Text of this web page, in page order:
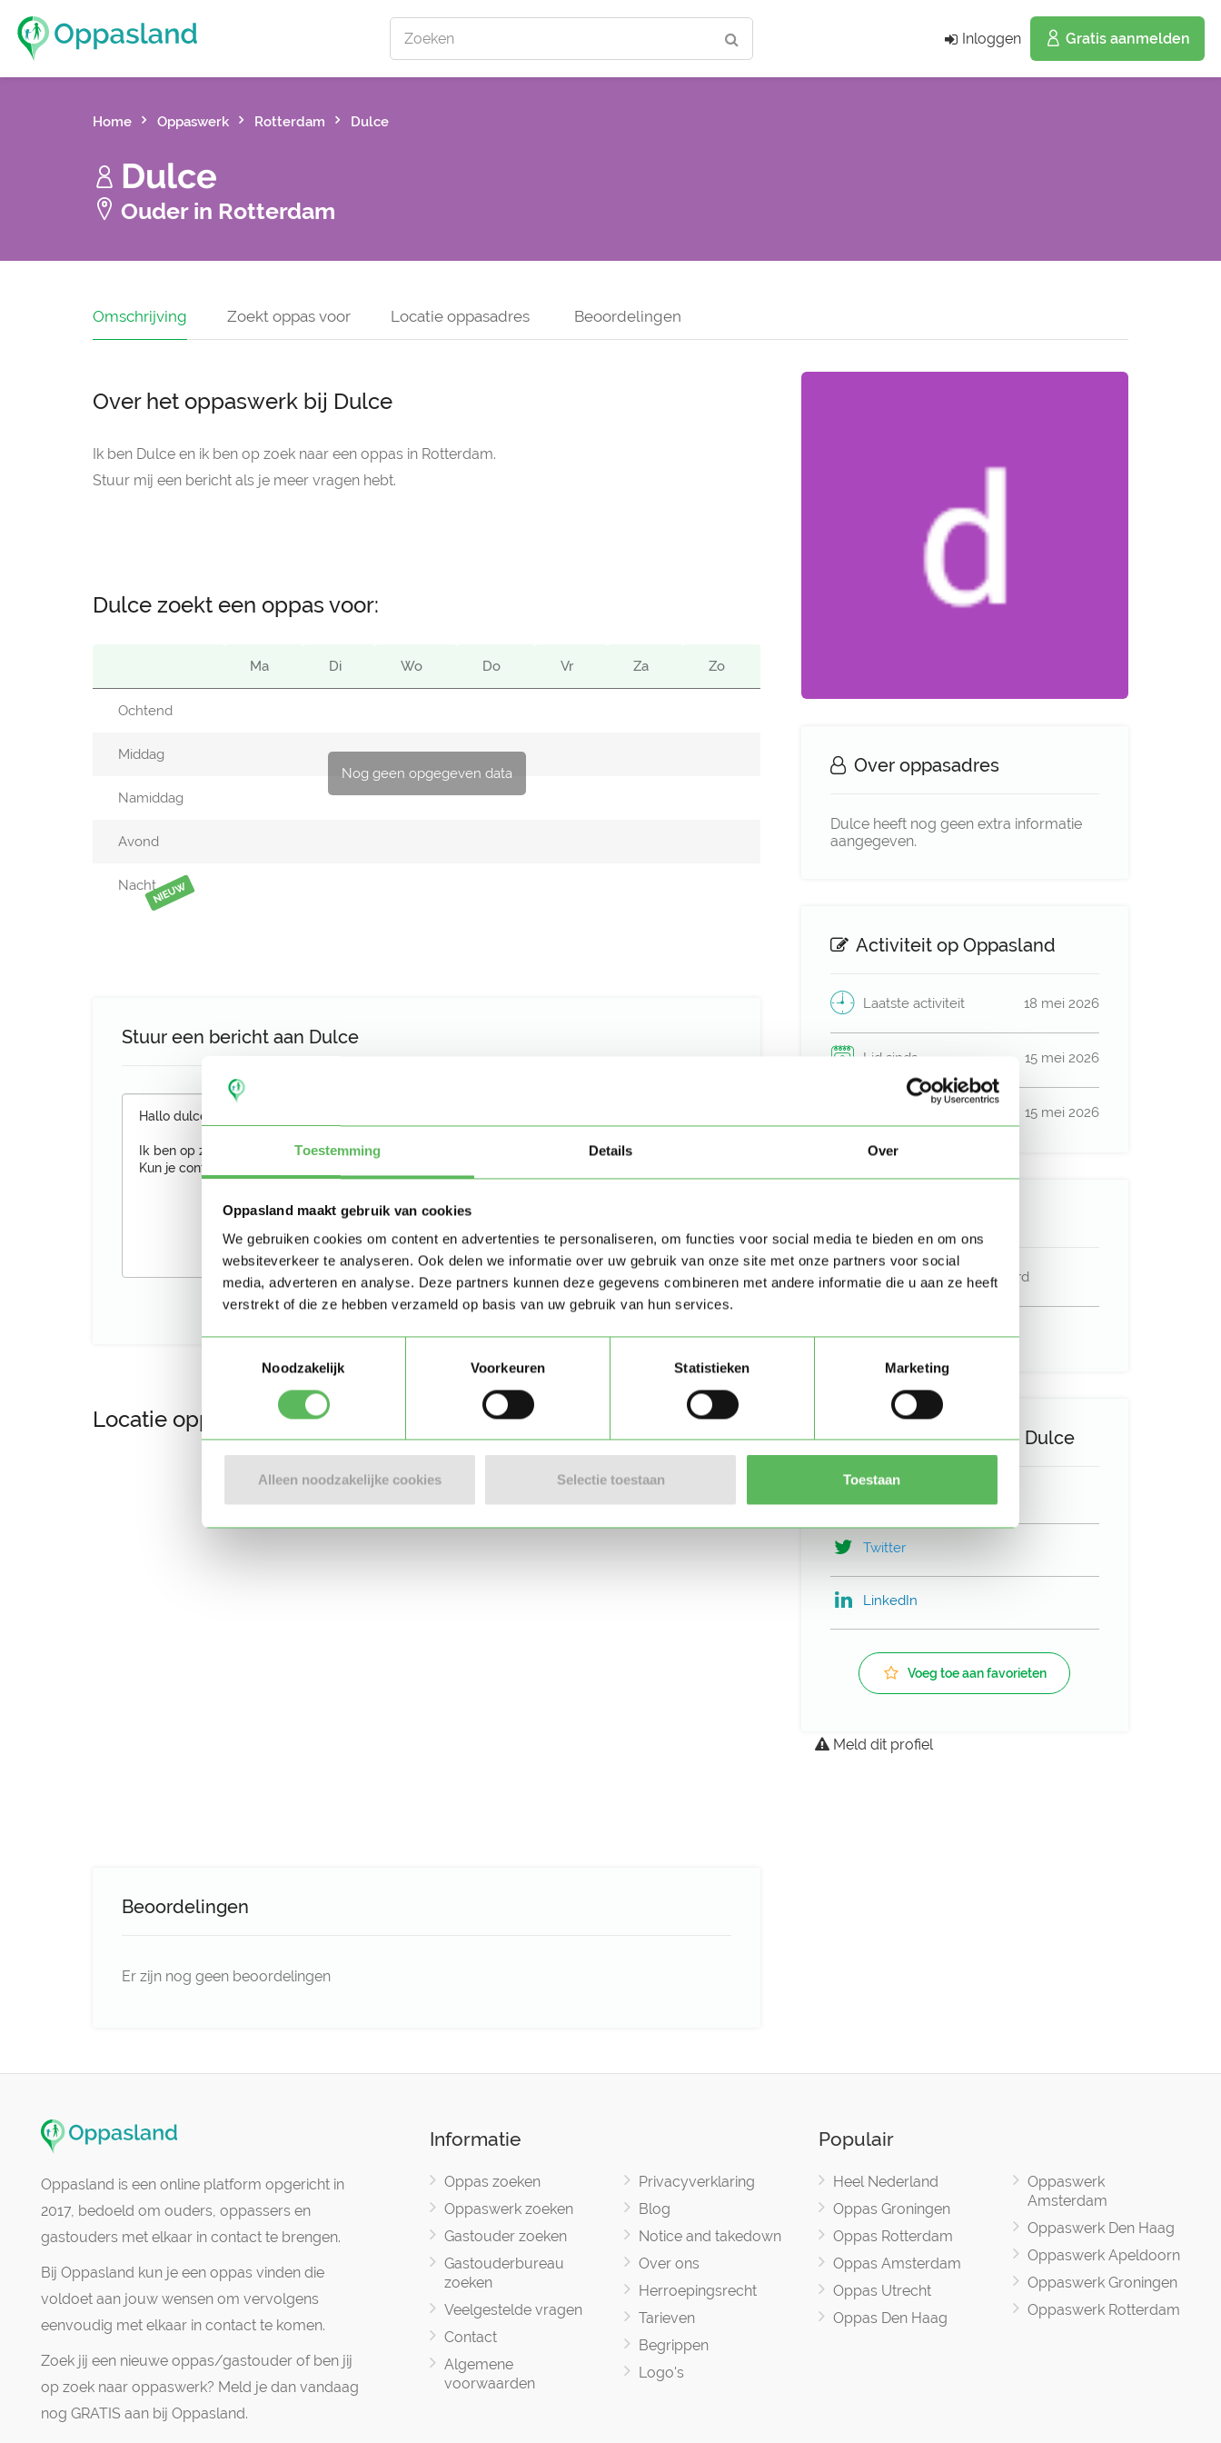
Toestemming Details Over
Oppasland maakt gebruik van cookies
We gebruiken cookies om content en advertenties te personaliseren, om functies voor social media te bieden en om ons
websiteverkeer te analyseren. Ook delen we informatie over uw gebruik van onze site met onze partners voor social
media, adverteren en analyse. Deze partners kunnen deze gegevens combineren met andere informatie die u aan ze heeft
verstrekt of die ze hebben verzameld op basis van uw gebruik van hun services.
Noodzakelijk
Voorkeuren Statistieken Marketing
Alleen noodzakelijke cookies Selectie toestaan Toestaan
Zoeken Inloggen Gratis aanmelden
Home Oppaswerk Rotterdam Dulce
Dulce
Ouder in Rotterdam
Omschrijving Zoekt oppas voor Locatie oppasadres Beoordelingen
Over oppasadres
Dulce heeft nog geen extra informatie
aangegeven.
Activiteit op Oppasland
Laatste activiteit 18 mei 2026
Lid sinds 15 mei 2026
15 mei 2026
E-mailadres is geverifieerd
Deel het profiel van Dulce
Twitter
LinkedIn
Voeg toe aan favorieten
Meld dit profiel
Over het oppaswerk bij Dulce
Ik ben Dulce en ik ben op zoek naar een oppas in Rotterdam.
Stuur mij een bericht als je meer vragen hebt.
Dulce zoekt een oppas voor:
Nog geen opgegeven data
Ma Di Wo Do Vr Za Zo
Ochtend
Middag
Namiddag
Avond
NachtNIEUW
Stuur een bericht aan Dulce
Stuur bericht
Locatie oppasadres (Rotterdam)
Beoordelingen
Er zijn nog geen beoordelingen
Oppasland is een online platform opgericht in
2017, bedoeld om ouders, oppassers en
gastouders met elkaar in contact te brengen.
Bij Oppasland kun je een oppas vinden die
voldoet aan jouw wensen om vervolgens
eenvoudig met elkaar in contact te komen.
Zoek jij een nieuwe oppas/gastouder of ben jij
op zoek naar oppaswerk? Meld je dan vandaag
nog GRATIS aan bij Oppasland.
Informatie
Oppas zoeken
Oppaswerk zoeken
Gastouder zoeken
Gastouderbureau
zoeken
Veelgestelde vragen
Contact
Algemene
voorwaarden
Privacyverklaring
Blog
Notice and takedown
Over ons
Herroepingsrecht
Tarieven
Begrippen
Logo's
Populair
Heel Nederland
Oppas Groningen
Oppas Rotterdam
Oppas Amsterdam
Oppas Utrecht
Oppas Den Haag
Oppaswerk
Amsterdam
Oppaswerk Den Haag
Oppaswerk Apeldoorn
Oppaswerk Groningen
Oppaswerk Rotterdam